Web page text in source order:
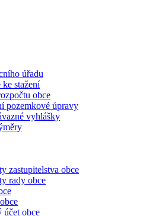
úřadu
stažení
obce
pozemkové úpravy
vyhlášky
zastupitelstva obce
rady obce
účet obce